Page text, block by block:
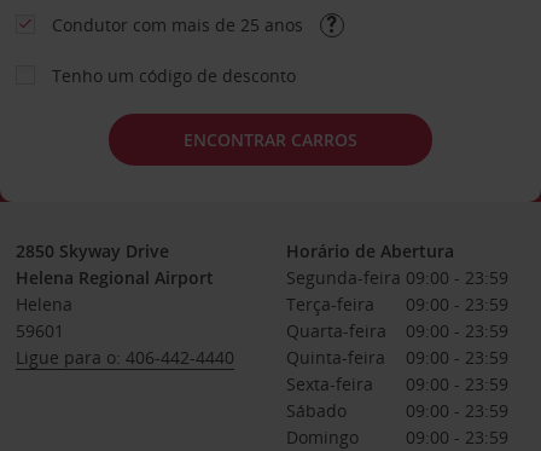
Condutor com mais de 25 anos
Tenho um código de desconto
ENCONTRAR CARROS
2850 Skyway Drive
Helena Regional Airport
Helena
59601
Ligue para o: 406-442-4440
Horário de Abertura
Segunda-feira 09:00 - 23:59
Terça-feira
09:00 - 23:59
Quarta-feira
09:00 - 23:59
Quinta-feira
09:00 - 23:59
Sexta-feira
09:00 - 23:59
Sábado
09:00 - 23:59
Domingo
09:00 - 23:59